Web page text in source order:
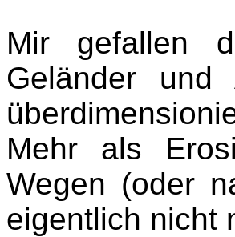
Mir gefallen
Geländer und
Mehr als
Wegen (oder
eigentlich nicht